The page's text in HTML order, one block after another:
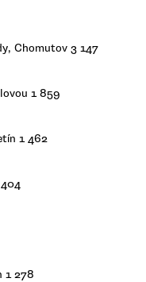
Chomutov 3 147
1 859
1 462
1 278